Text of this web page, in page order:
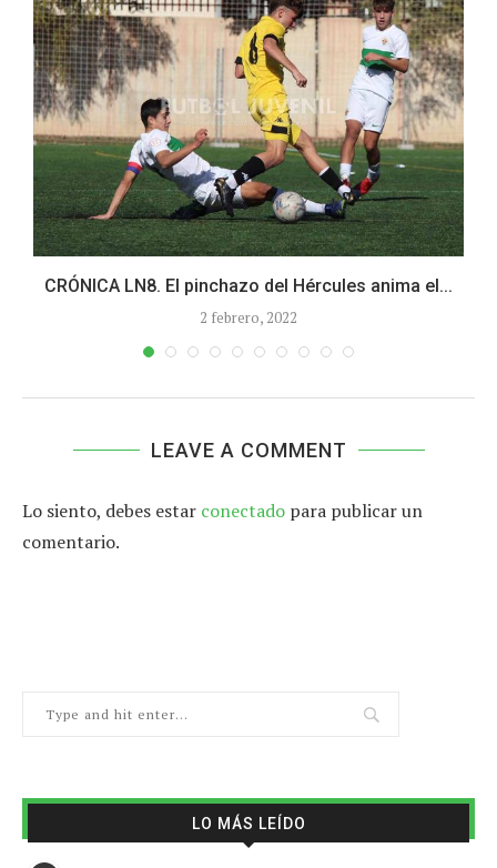
CRÓNICA LN8. El pinchazo del Hércules anima el...
2 febrero, 2022
LEAVE A COMMENT
Lo siento, debes estar conectado para publicar un
comentario.
LO MÁS LEÍDO